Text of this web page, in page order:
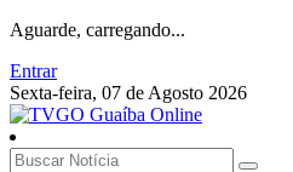
Aguarde, carregando...
Entrar
Sexta-feira, 07 de Agosto 2026